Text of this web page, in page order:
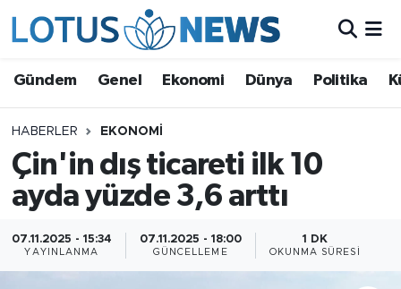
Gündem Genel Ekonomi Dünya Politika
HABERLER EKONOMI
Çin'in dış ticareti ilk 10
ayda yüzde 3,6 arttı
07.11.2025 - 15:34
YAYINLANMA
07.11.2025 - 18:00
GÜNCELLEME
1 DK
OKUNMA SÜRESI
Ekonomi
Dünya
Politika
Kültür - Sanat ve Tarih